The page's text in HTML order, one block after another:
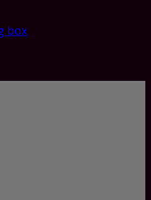
box